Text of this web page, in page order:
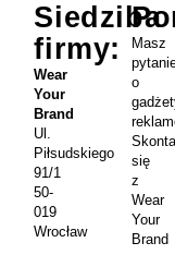
Masz
o
się
z
Wear
Your
Brand
Siedziba
firmy:
Wear
Your
Brand
Ul.
Piłsudskiego
91/1
50-
019
Wrocław